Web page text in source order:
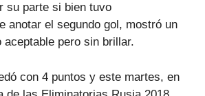
su parte si bien tuvo
anotar el segundo gol, mostró un
aceptable pero sin brillar.
con 4 puntos y este martes, en